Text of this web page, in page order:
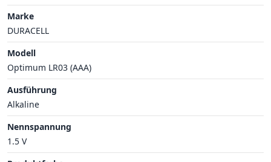
Marke
DURACELL
Modell
Optimum LR03 (AAA)
Ausführung
Alkaline
Nennspannung
1.5 V